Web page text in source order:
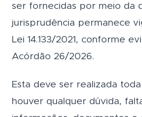
ser fornecidas por meio da
jurisprudência permanece
Lei 14.133/2021, conforme
Acórdão 26/2026.
Esta deve ser realizada
houver qualquer dúvida,